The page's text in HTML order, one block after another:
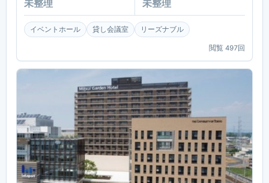
未整理 未整理
イベントホール 貸し会議室 リーズナブル
閲覧 497回